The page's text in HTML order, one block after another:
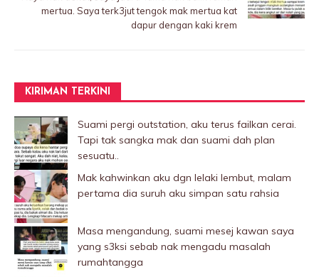
mertua. Saya terk3jut tengok mak mertua kat
dapur dengan kaki krem
KIRIMAN TERKINI
Suami pergi outstation, aku terus failkan cerai.
Tapi tak sangka mak dan suami dah plan
sesuatu..
Mak kahwinkan aku dgn lelaki Iembut, malam
pertama dia suruh aku simpan satu rahsia
Masa mengandung, suami mesej kawan saya
yang s3ksi sebab nak mengadu masalah
rumahtangga